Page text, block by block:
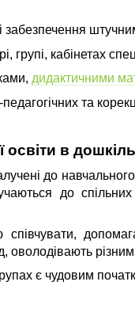
забезпечення
кабінетах
дидактичними
та
освіти в
до
до
оволодівають
є чудовим